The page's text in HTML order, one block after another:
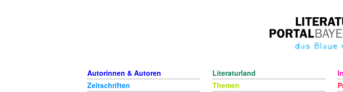
Autorinnen & Autoren
Zeitschriften
Literaturland
Themen